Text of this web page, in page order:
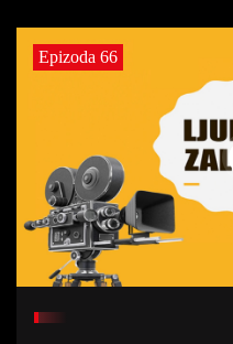
Epizoda 66